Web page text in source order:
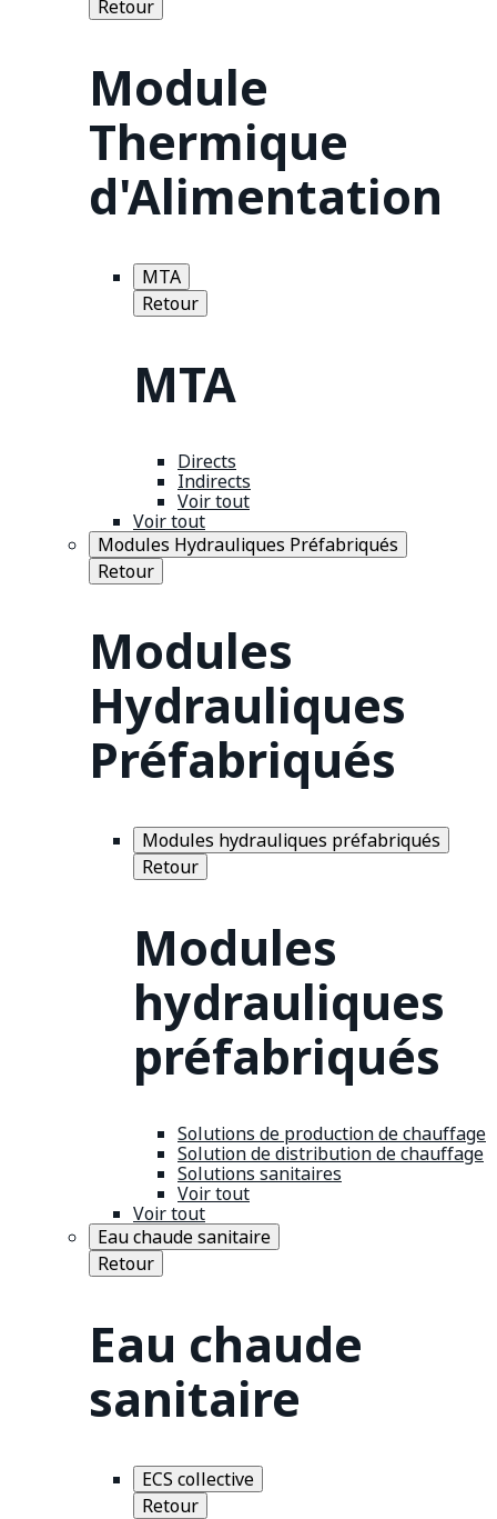
Retour
Module
Thermique
d'Alimentation
MTA
Retour
MTA
Directs
Indirects
Voir tout
Voir tout
Modules Hydrauliques Préfabriqués
Retour
Modules
Hydrauliques
Préfabriqués
Modules hydrauliques préfabriqués
Retour
Modules
hydrauliques
préfabriqués
Solutions de production de chauffage
Solution de distribution de chauffage
Solutions sanitaires
Voir tout
Voir tout
Eau chaude sanitaire
Retour
Eau chaude
sanitaire
ECS collective
Retour